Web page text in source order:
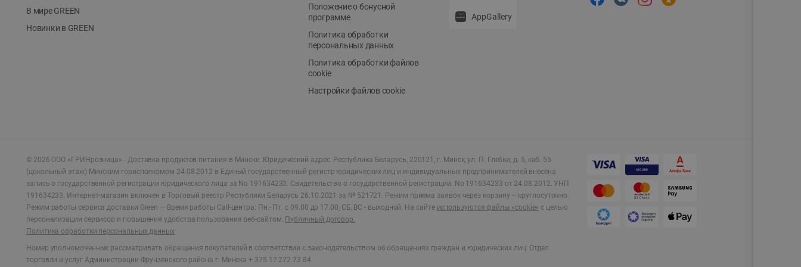
В мире GREEN
Новинки в GREEN
Положение о бонусной
программе
Политика обработки
персональных данных
Политика обработки файлов
cookie
Настройки файлов cookie
AppGallery
© 2026 ООО «ГРИНрозница» - Доставка продуктов питания в Минске. Юридический адрес: Республика Беларусь, 220121, г. Минск, ул. П. Глебки, д. 5, каб. 55
(цокольный этаж) Минским горисполкомом 24.08.2012 в Единый государственный регистр юридических лиц и индивидуальных предпринимателей внесена
запись о государственной регистрации юридического лица за No 191634233. Свидетельство о государственной регистрации: No 191634233 от 24.08.2012. УНП
191634233. Интернет-магазин включен в Торговый реестр Республики Беларусь 26.10.2021 за № 521721. Режим приема заявок через корзину – круглосуточно.
Режим работы сервиса доставки Green — Время работы Call-центра: Пн.- Пт. с 09.00 до 17.00, СБ, ВС - выходной. На сайте используются файлы «cookie» с целью
персонализации сервисов и повышения удобства пользования веб-сайтом. Публичный договор.
Политика обработки персональных данных
Номер уполномоченных рассматривать обращения покупателей в соответствии с законодательством об обращениях граждан и юридических лиц: Отдел
торговли и услуг Администрации Фрунзенского района г. Минска + 375 17 272 73 84 .